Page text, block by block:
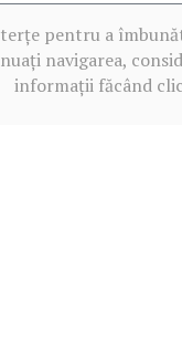
pentru a
navigarea,
informații făcând